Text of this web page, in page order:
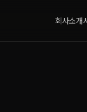
회사소개